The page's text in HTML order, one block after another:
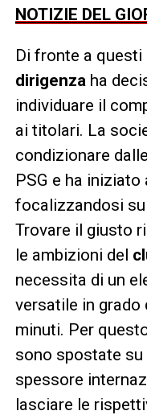
NOTIZIE DEL
Di fronte a
dirigenzaha
individuare il
ai titolari. La
condizionare
PSG e ha
focalizzandosi
Trovare il giusto
le ambizioni del
necessita di un
versatile in grado
minuti. Per
sono spostate
spessore
lasciare le